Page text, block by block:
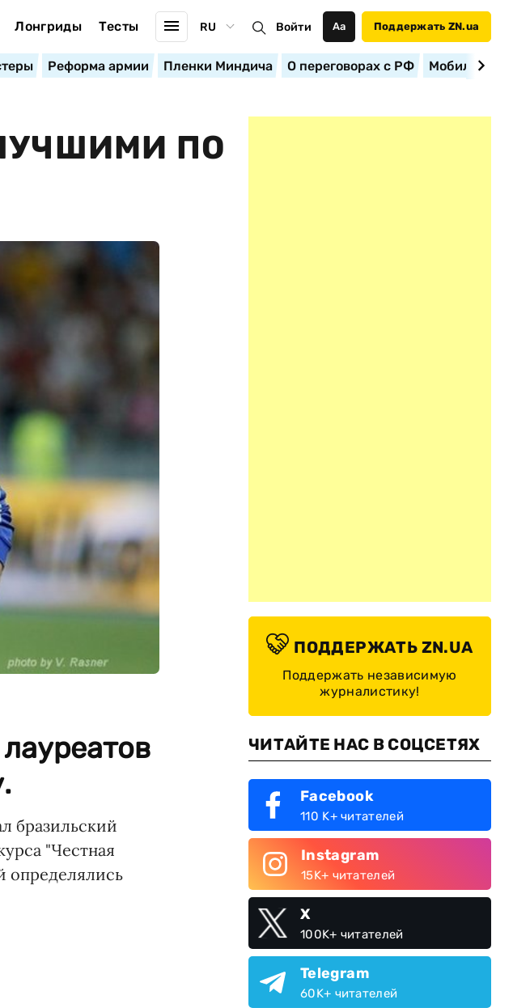
Лонгриды Тесты RU Войти Аа Поддержать ZN.ua
Реформа армии Пленки Миндича О переговорах с РФ
ПО
бразильский
"Честная
определялись
ПОДДЕРЖАТЬ ZN.UA
Поддержать независимую
журналистику!
ЧИТАЙТЕ НАС В СОЦСЕТЯХ
Facebook
110 K+ читателей
Instagram
15K+ читателей
X
100K+ читателей
Telegram
60K+ читателей